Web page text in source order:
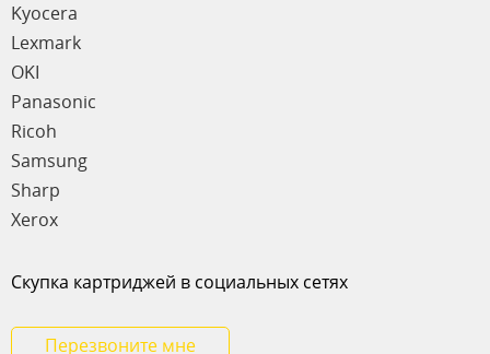
Kyocera
Lexmark
OKI
Panasonic
Ricoh
Samsung
Sharp
Xerox
Скупка картриджей в социальных сетях
Перезвоните мне